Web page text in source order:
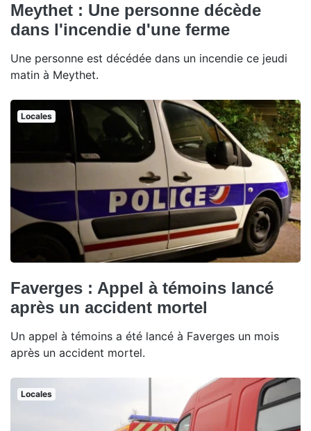
Meythet : Une personne décède
dans l'incendie d'une ferme
Une personne est décédée dans un incendie ce jeudi
matin à Meythet.
Locales
Faverges : Appel à témoins lancé
après un accident mortel
Un appel à témoins a été lancé à Faverges un mois
après un accident mortel.
Locales